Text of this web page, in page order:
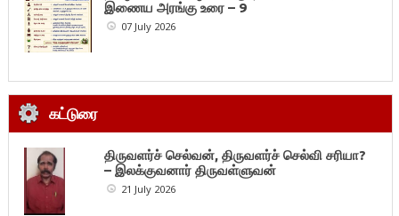
இணைய அரங்கு உரை – 9
07 July 2026
கட்டுரை
திருவளர்ச் செல்வன், திருவளர்ச் செல்வி சரியா?
– இலக்குவனார் திருவள்ளுவன்
21 July 2026